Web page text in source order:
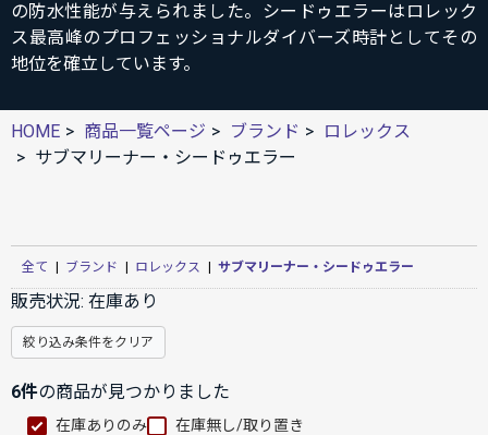
の防水性能が与えられました。シードゥエラーはロレック
ス最高峰のプロフェッショナルダイバーズ時計としてその
地位を確立しています。
HOME 商品一覧ページ ブランド
ロレックス
サブマリーナー・シードゥエラー
全て ブランド ロレックス サブマリーナー・シードゥエラー
販売状況: 在庫あり
絞り込み条件をクリア
6件の商品が見つかりました
在庫ありのみ 在庫無し/取り置き